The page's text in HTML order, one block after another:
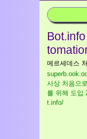
메르세데스
사상 처음으
를 위해 도입
t.info/